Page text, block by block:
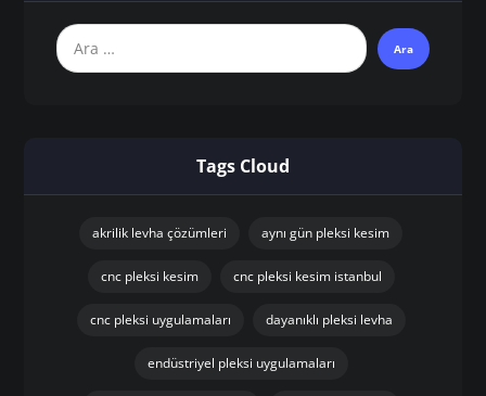
Tags Cloud
akrilik levha çözümleri aynı gün pleksi kesim
cnc pleksi kesim cnc pleksi kesim istanbul
cnc pleksi uygulamaları dayanıklı pleksi levha
endüstriyel pleksi uygulamaları